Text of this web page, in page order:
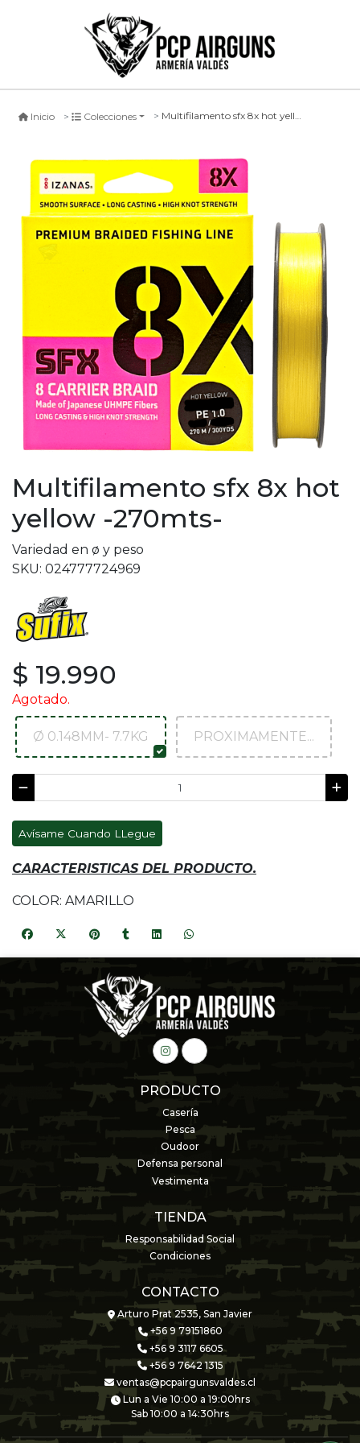
Inicio Colecciones Multifilamento sfx 8x hot yellow -270mts-
Multifilamento sfx 8x hot
yellow -270mts-
Variedad en ø y peso
SKU: 024777724969
$ 19.990
Agotado.
Ø 0.148MM- 7.7KG PROXIMAMENTE...
Avísame Cuando LLegue
CARACTERISTICAS DEL PRODUCTO.
COLOR: AMARILLO
PRODUCTO
Casería
Pesca
Oudoor
Defensa personal
Vestimenta
TIENDA
Responsabilidad Social
Condiciones
CONTACTO
Arturo Prat 2535, San Javier
+56 9 79151860
+56 9 3117 6605
+56 9 7642 1315
ventas@pcpairgunsvaldes.cl
Lun a Vie 10:00 a 19:00hrs
Sab 10:00 a 14:30hrs